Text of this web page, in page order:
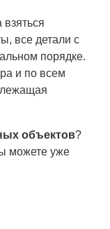
все детали с
порядке.
и по всем
объектов?
можете уже